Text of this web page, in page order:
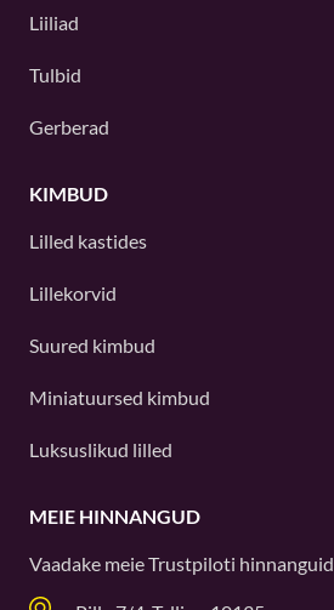
Liiliad
Tulbid
Gerberad
KIMBUD
Lilled kastides
Lillekorvid
Suured kimbud
Miniatuursed kimbud
Luksuslikud lilled
MEIE HINNANGUD
Vaadake meieTrustpiloti hinnanguid